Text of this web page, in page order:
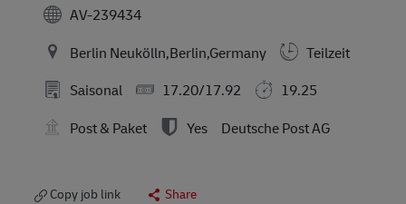
AV-239434
Berlin Neukölln,Berlin,Germany
Teilzeit
Saisonal
17.20/17.92
19.25
Post & Paket
Yes Deutsche Post AG
Copy job link Share